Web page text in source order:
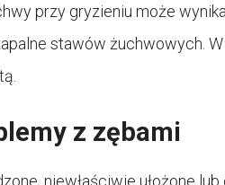
przy gryzieniu może
stawów żuchwowych.
z zębami
niewłaściwie ułożone